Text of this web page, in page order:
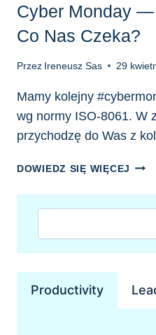
Cyber Monday
Co Nas Czeka?
Przez Ireneusz Sas 29
Mamy kolejny
wg normy ISO-8061. W
przychodzę do Was z
DOWIEDZ SIĘ WIĘCEJ
—
Productivity